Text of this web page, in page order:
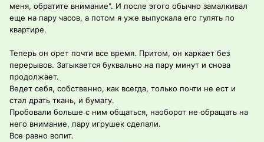
меня, обратите внимание". И после этого обычно замалкивал
еще на пару часов, а потом я уже выпускала его гулять по
квартире.
Теперь он орет почти все время. Притом, он каркает без
перерывов. Затыкается буквально на пару минут и снова
продолжает.
Ведет себя, собственно, как всегда, только почти не ест и
стал драть ткань, и бумагу.
Пробовали больше с ним общаться, наоборот не обращать на
него внимание, пару игрушек сделали.
Все равно вопит.